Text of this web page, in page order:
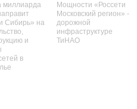
миллиарда
Сибирь» на
и
в
Мощности «Россети
Московский регион» -
дорожной
инфраструктуре
ТиНАО